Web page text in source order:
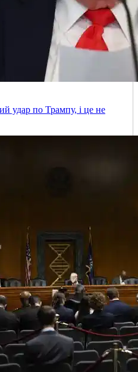
удар по Трампу, і це не